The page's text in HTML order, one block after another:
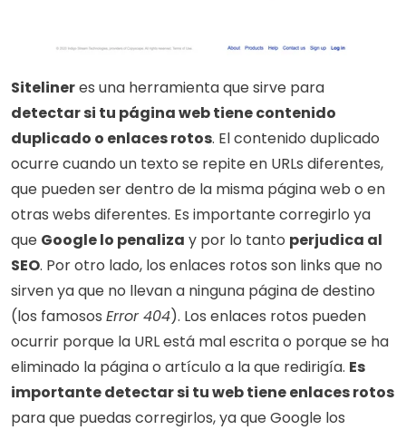
Siteliner
detectar si tu página web tiene contenido
duplicado o enlaces rotos. El contenido duplicado
ocurre cuando un texto se repite en URLs diferentes,
que pueden ser dentro de la misma página web o en
otras webs diferentes. Es importante corregirlo ya
que Google lo penaliza y por lo tanto perjudica al
SEO. Por otro lado, los enlaces rotos son links que no
sirven ya que no llevan a ninguna página de destino
(los famosos Error 404). Los enlaces rotos pueden
ocurrir porque la URL está mal escrita o porque se ha
eliminado la página o artículo a la que redirigía. Es
importante detectar si tu web tiene enlaces rotos
para que puedas corregirlos, ya que Google los